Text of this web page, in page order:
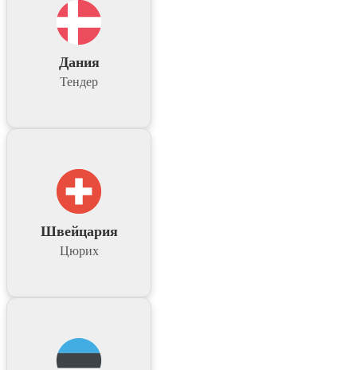
Дания
Тендер
Швейцария
Цюрих